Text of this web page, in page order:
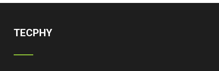
TECPHY